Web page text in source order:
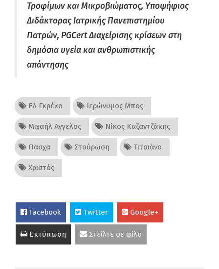
Τροφίμων και Μικροβιώματος, Υποψήφιος
Διδάκτορας Ιατρικής Πανεπιστημίου
Πατρών, PGCert Διαχείρισης κρίσεων στη
δημόσια υγεία και ανθρωπιστικής
απάντησης
Ελ Γκρέκο Ιερώνυμος Μπος
Μιχαήλ Άγγελος Νίκος Καζαντζάκης
Πάσχα Σταύρωση Τιτσιάνο
Χριστός
Facebook Twitter Google+
Εκτύπωση Στείλτε σε φίλο